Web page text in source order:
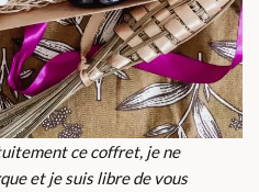
ce coffret, je ne
et je suis libre de vous